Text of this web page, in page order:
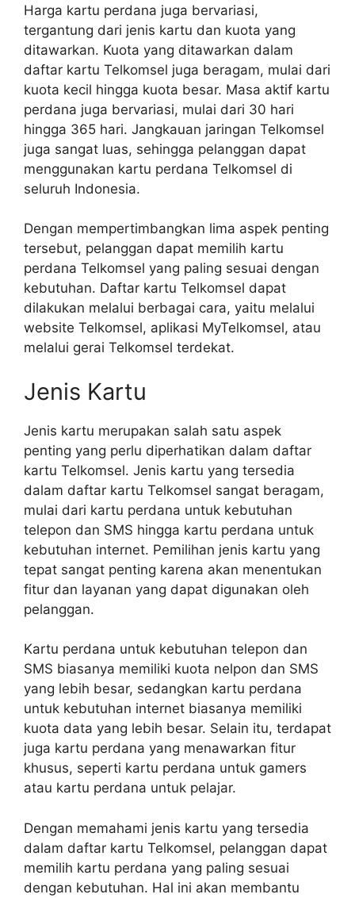
Harga kartu perdana juga bervariasi,
tergantung dari jenis kartu dan kuota yang
ditawarkan. Kuota yang ditawarkan dalam
daftar kartu Telkomsel juga beragam, mulai dari
kuota kecil hingga kuota besar. Masa aktif kartu
perdana juga bervariasi, mulai dari 30 hari
hingga 365 hari. Jangkauan jaringan Telkomsel
juga sangat luas, sehingga pelanggan dapat
menggunakan kartu perdana Telkomsel di
seluruh Indonesia.
Dengan mempertimbangkan lima aspek penting
tersebut, pelanggan dapat memilih kartu
perdana Telkomsel yang paling sesuai dengan
kebutuhan. Daftar kartu Telkomsel dapat
dilakukan melalui berbagai cara, yaitu melalui
website Telkomsel, aplikasi MyTelkomsel, atau
melalui gerai Telkomsel terdekat.
Jenis Kartu
Jenis kartu merupakan salah satu aspek
penting yang perlu diperhatikan dalam daftar
kartu Telkomsel. Jenis kartu yang tersedia
dalam daftar kartu Telkomsel sangat beragam,
mulai dari kartu perdana untuk kebutuhan
telepon dan SMS hingga kartu perdana untuk
kebutuhan internet. Pemilihan jenis kartu yang
tepat sangat penting karena akan menentukan
fitur dan layanan yang dapat digunakan oleh
pelanggan.
Kartu perdana untuk kebutuhan telepon dan
SMS biasanya memiliki kuota nelpon dan SMS
yang lebih besar, sedangkan kartu perdana
untuk kebutuhan internet biasanya memiliki
kuota data yang lebih besar. Selain itu, terdapat
juga kartu perdana yang menawarkan fitur
khusus, seperti kartu perdana untuk gamers
atau kartu perdana untuk pelajar.
Dengan memahami jenis kartu yang tersedia
dalam daftar kartu Telkomsel, pelanggan dapat
memilih kartu perdana yang paling sesuai
dengan kebutuhan. Hal ini akan membantu